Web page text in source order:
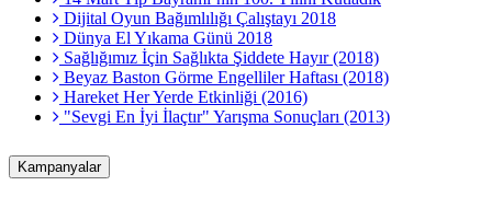
Dijital Oyun Bağımlılığı Çalıştayı 2018
Dünya El Yıkama Günü 2018
Sağlığımız İçin Sağlıkta Şiddete Hayır (2018)
Beyaz Baston Görme Engelliler Haftası (2018)
Hareket Her Yerde Etkinliği (2016)
"Sevgi En İyi İlaçtır" Yarışma Sonuçları (2013)
Kampanyalar